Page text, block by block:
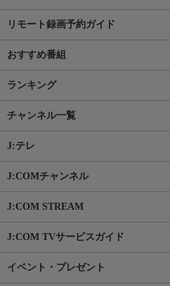
リモート録画予約ガイド
おすすめ番組
ランキング
チャンネル一覧
J:テレ
J:COMチャンネル
J:COM STREAM
J:COM TVサービスガイド
イベント・プレゼント